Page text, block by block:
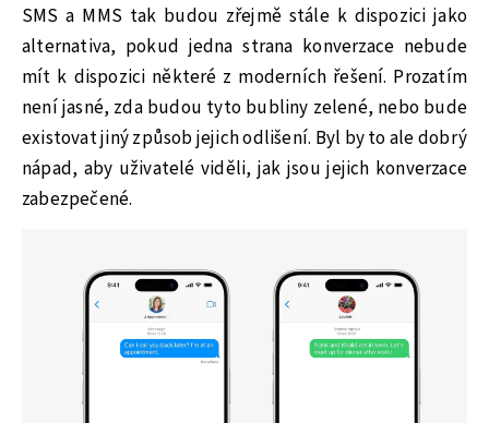
SMS a MMS tak budou zřejmě stále k dispozici jako
alternativa, pokud jedna strana konverzace nebude
mít k dispozici některé z moderních řešení. Prozatím
není jasné, zda budou tyto bubliny zelené, nebo bude
existovat jiný způsob jejich odlišení. Byl by to ale dobrý
nápad, aby uživatelé viděli, jak jsou jejich konverzace
zabezpečené.